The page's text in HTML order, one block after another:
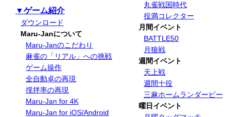
▼ゲーム紹介
ダウンロード
Maru-Janについて
Maru-Janのこだわり
麻雀の「リアル」への挑戦
ゲーム操作
全自動卓の再現
撹拌率の再現
Maru-Jan for 4K
Maru-Jan for iOS/Android
丸雀戦国時代
役満コレクター
月間イベント
BATTLE50
月狼戦
週間イベント
天上戦
週間十役
三麻ホームランダービー
曜日イベント